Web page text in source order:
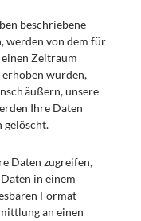
beschriebene
werden von dem für
Zeitraum
wurden,
äußern,unsere
Ihre Daten
gelöscht.
Daten zugreifen,
in einem
Format
an einen